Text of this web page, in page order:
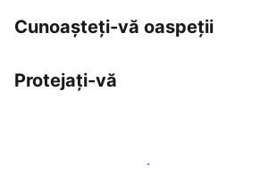
Cunoașteți-vă oaspeții
Protejați-vă
Găzduiți oaspeți cu noi chiar astăzi